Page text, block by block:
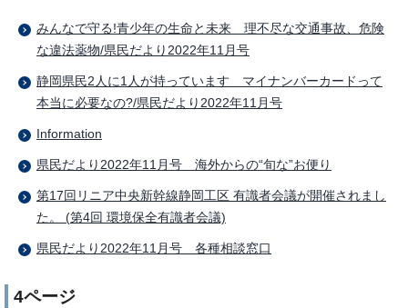
みんなで守る!青少年の生命と未来 理不尽な交通事故、危険
な違法薬物/県民だより2022年11月号
静岡県民2人に1人が持っています マイナンバーカードって
本当に必要なの?/県民だより2022年11月号
Information
県民だより2022年11月号 海外からの“旬な”お便り
第17回リニア中央新幹線静岡工区 有識者会議が開催されまし
た。 (第4回 環境保全有識者会議)
県民だより2022年11月号 各種相談窓口
4ページ